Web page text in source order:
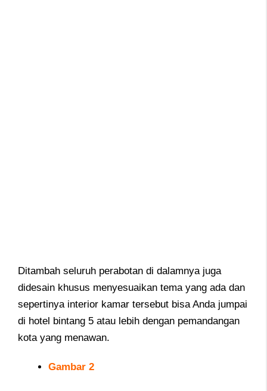
Ditambah seluruh perabotan di dalamnya juga
didesain khusus menyesuaikan tema yang ada dan
sepertinya interior kamar tersebut bisa Anda jumpai
di hotel bintang 5 atau lebih dengan pemandangan
kota yang menawan.
Gambar 2